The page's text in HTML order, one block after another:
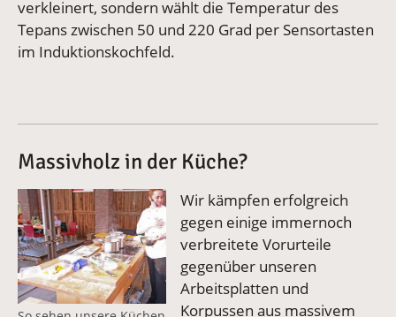
verkleinert, sondern wählt die Temperatur des
Tepans zwischen 50 und 220 Grad per Sensortasten
im Induktionskochfeld.
Massivholz in der Küche?
Vergrößerte Version anzeigenWir kämpfen erfolgreich
gegen einige immernoch
verbreitete Vorurteile
gegenüber unseren
Arbeitsplatten und
Korpussen aus massivem